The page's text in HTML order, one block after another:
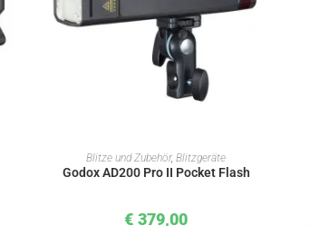
IN DEN WARENKORB
Blitze und Zubehör,Blitzgeräte
Godox AD200 Pro II Pocket Flash
€ 379,00